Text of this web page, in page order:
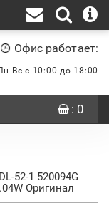
Офис работает:
Вс с 10:00 до 18:00
: 0
52-1 520094G
Оригинал